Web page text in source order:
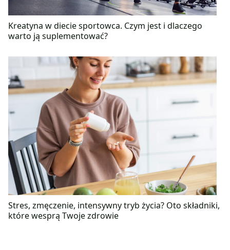
Kreatyna w diecie sportowca. Czym jest i dlaczego
warto ją suplementować?
Stres, zmęczenie, intensywny tryb życia? Oto składniki,
które wesprą Twoje zdrowie